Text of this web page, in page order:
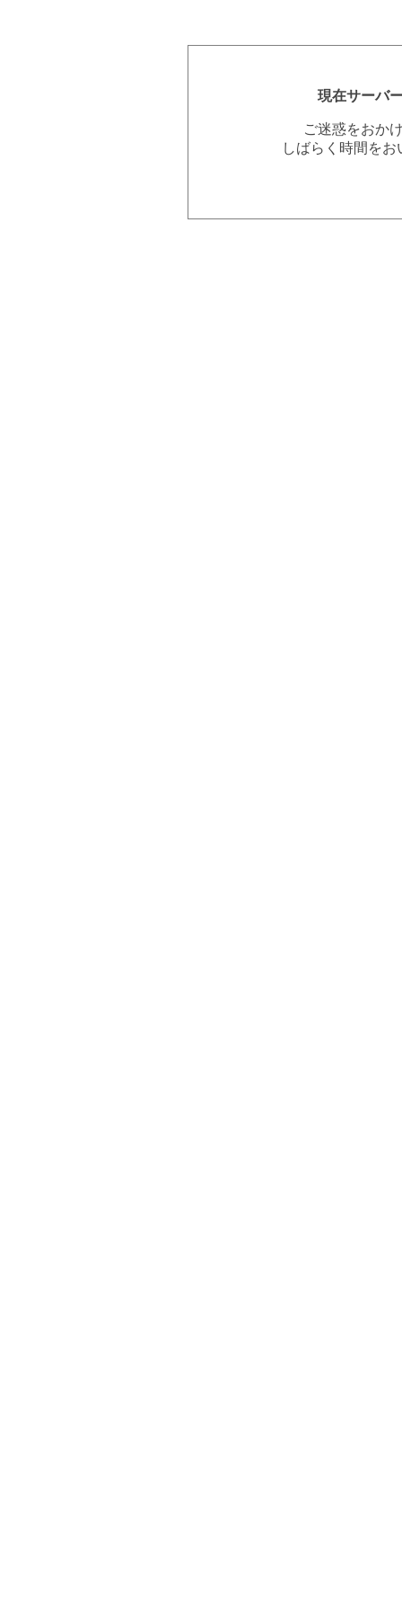
現在サーバ
ご迷惑をおか
しばらく時間を